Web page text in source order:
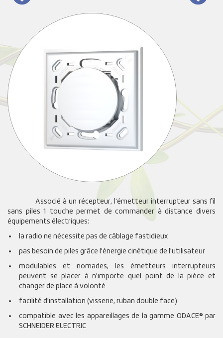
Associé à un récepteur, l'émetteur interrupteur sans fil
sans piles 1 touche permet de commander à distance divers
équipements électriques:
la radio ne nécessite pas de câblage fastidieux
pas besoin de piles grâce l'énergie cinétique de l'utilisateur
modulables et nomades, les émetteurs interrupteurs
peuvent se placer à n'importe quel point de la pièce et
changer de place à volonté
facilité d'installation (visserie, ruban double face)
compatible avec les appareillages de la gamme ODACE® par
SCHNEIDER ELECTRIC